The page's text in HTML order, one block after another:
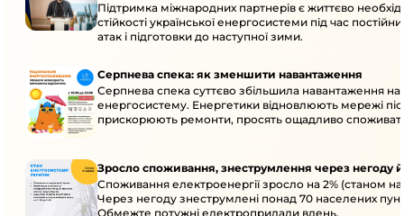
енергосистеми
Підтримка міжнародних партнерів є життєво
стійкості української енергосистеми під час
атак і підготовки до наступної зими.
Серпнева спека: як зменшити навантаження
Серпнева спека суттєво збільшила навантаження на
енергосистему. Енергетики відновлюють мережі
прискорюють ремонти, просять ощадливо
Зросло споживання, знеструмлення через негоду
Споживання електроенергії зросло на 2% (станом на
Через негоду знеструмлені понад 70 населених
Обмежте потужні електроприлади вдень.